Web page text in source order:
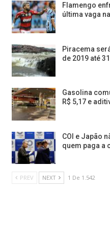
Flamengo
última vaga
Piracema
de 2019 até
Gasolina
R$ 5,17 e
COI e Japão
quem paga a
PREV NEXT 1 De 1.542